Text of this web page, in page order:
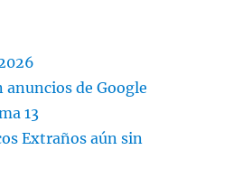
anuncios de Google
13
Extraños aún sin